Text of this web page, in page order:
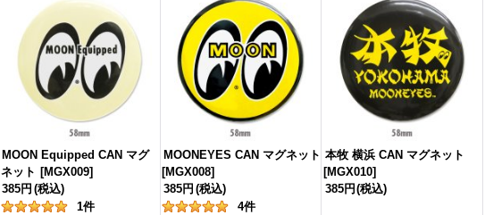
MOON Equipped CAN マグ
ネット [MGX009]
385円 (税込)
1件
MOONEYES CAN マグネット
[MGX008]
385円 (税込)
4件
本牧 横浜 CAN マグネット
[MGX010]
385円 (税込)